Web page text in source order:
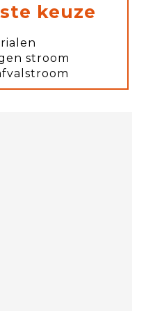
keuze
stroom